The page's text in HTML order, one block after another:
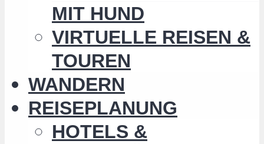
MIT HUND
VIRTUELLE REISEN &
TOUREN
WANDERN
REISEPLANUNG
HOTELS &